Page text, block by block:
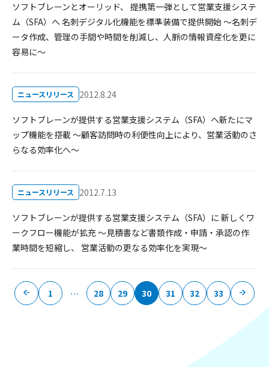
ソフトブレーンとオーリッド、 提携第一弾として営業支援システ
ム（SFA）へ 名刺デジタル化機能を標準装備で提供開始 ～名刺デ
ータ作成、管理の手間や時間を削減し、人脈の情報資産化を更に
容易に～
ニュースリリース 2012.8.24
ソフトブレーンが提供する営業支援システム（SFA）へ新たにマ
ップ機能を搭載 ～顧客訪問時の利便性向上により、営業活動のさ
らなる効率化へ～
ニュースリリース 2012.7.13
ソフトブレーンが提供する営業支援システム（SFA）に 新しくワ
ークフロー機能が拡充 ～見積書など書類作成・申請・承認の作
業時間を短縮し、 営業活動の更なる効率化を実現～
1 … 28 29 30 31 32 33